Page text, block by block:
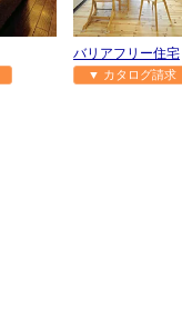
バリアフリー住宅
▼ カタログ請